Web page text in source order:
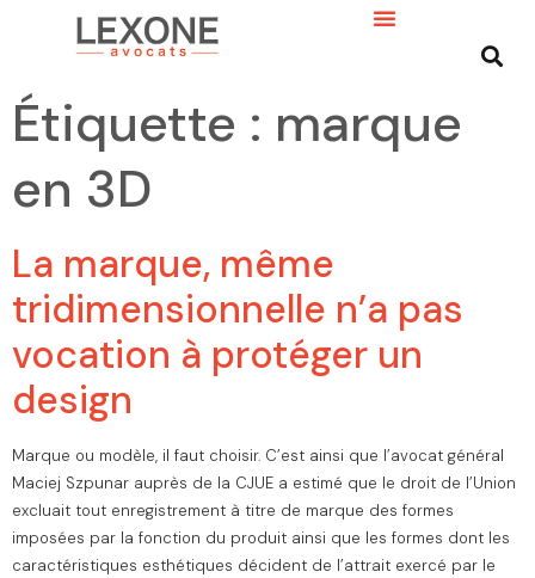
Étiquette : marque
en 3D
La marque, même
tridimensionnelle n’a pas
vocation à protéger un
design
Marque ou modèle, il faut choisir. C’est ainsi que l’avocat général
Maciej Szpunar auprès de la CJUE a estimé que le droit de l’Union
excluait tout enregistrement à titre de marque des formes
imposées par la fonction du produit ainsi que les formes dont les
caractéristiques esthétiques décident de l’attrait exercé par le